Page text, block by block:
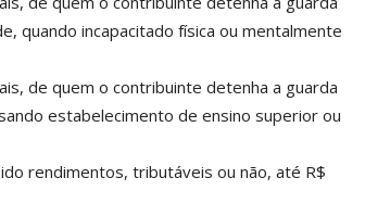
quando incapacitado física ou mentalmente
de quem o contribuinte detenha a guarda
estabelecimento de ensino superior ou
rendimentos, tributáveis ou não, até R$